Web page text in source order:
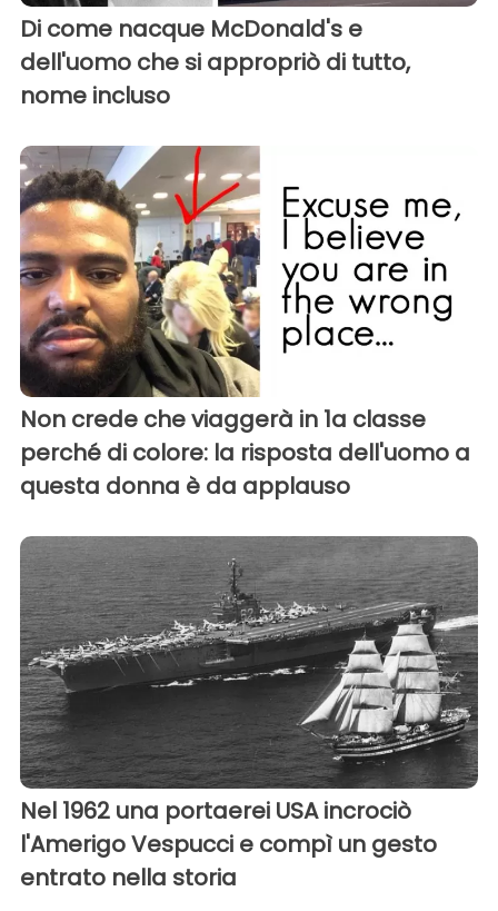
Di come nacque McDonald's e
dell'uomo che si appropriò di tutto,
nome incluso
Non crede che viaggerà in 1a classe
perché di colore: la risposta dell'uomo a
questa donna è da applauso
Nel 1962 una portaerei USA incrociò
l'Amerigo Vespucci e compì un gesto
entrato nella storia